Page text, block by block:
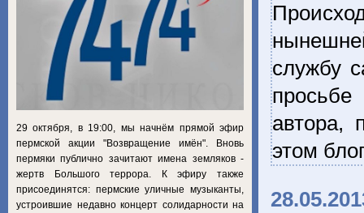
службу
автора,
этом
29 октября, в 19:00, мы начнём прямой эфир
пермской акции "Возвращение имён". Вновь
пермяки публично зачитают имена земляков -
жертв Большого террора. К эфиру также
присоединятся: пермские уличные музыканты,
устроившие недавно концерт солидарности на